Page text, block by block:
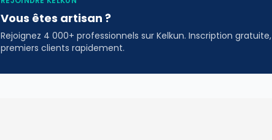
Vous êtes artisan ?
Rejoignez 4 000+ professionnels sur Kelkun. Inscription gratuite,
premiers clients rapidement.